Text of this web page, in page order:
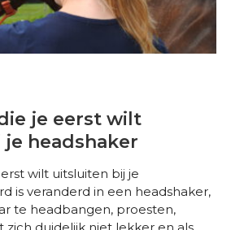
je eerst wilt
headshaker
wilt uitsluiten bij je
is veranderd in een headshaker,
te headbangen, proesten,
zich duidelijk niet lekker en als